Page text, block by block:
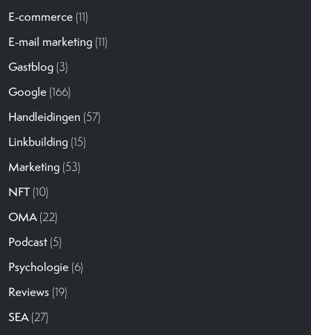
E-commerce (11)
E-mail marketing (11)
Gastblog (3)
Google (166)
Handleidingen (57)
Linkbuilding (15)
Marketing (53)
NFT (10)
OMA(22)
Podcast (5)
Psychologie (6)
Reviews (19)
SEA(27)